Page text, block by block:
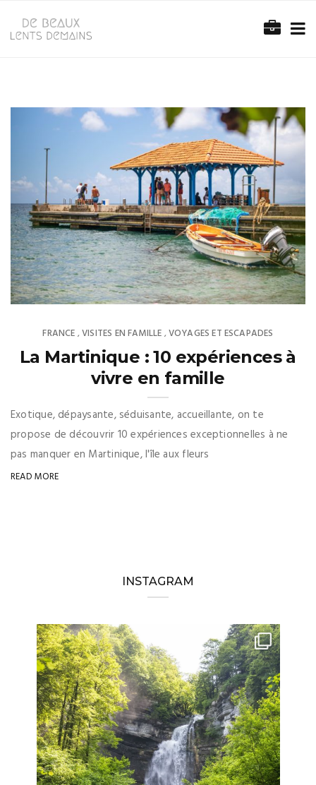
FRANCE ,VISITES EN FAMILLE ,VOYAGES ET ESCAPADES
La Martinique : 10 expériences à
vivre en famille
Exotique, dépaysante, séduisante, accueillante, on te
propose de découvrir 10 expériences exceptionnelles à ne
pas manquer en Martinique, l'île aux fleurs
READ MORE
INSTAGRAM